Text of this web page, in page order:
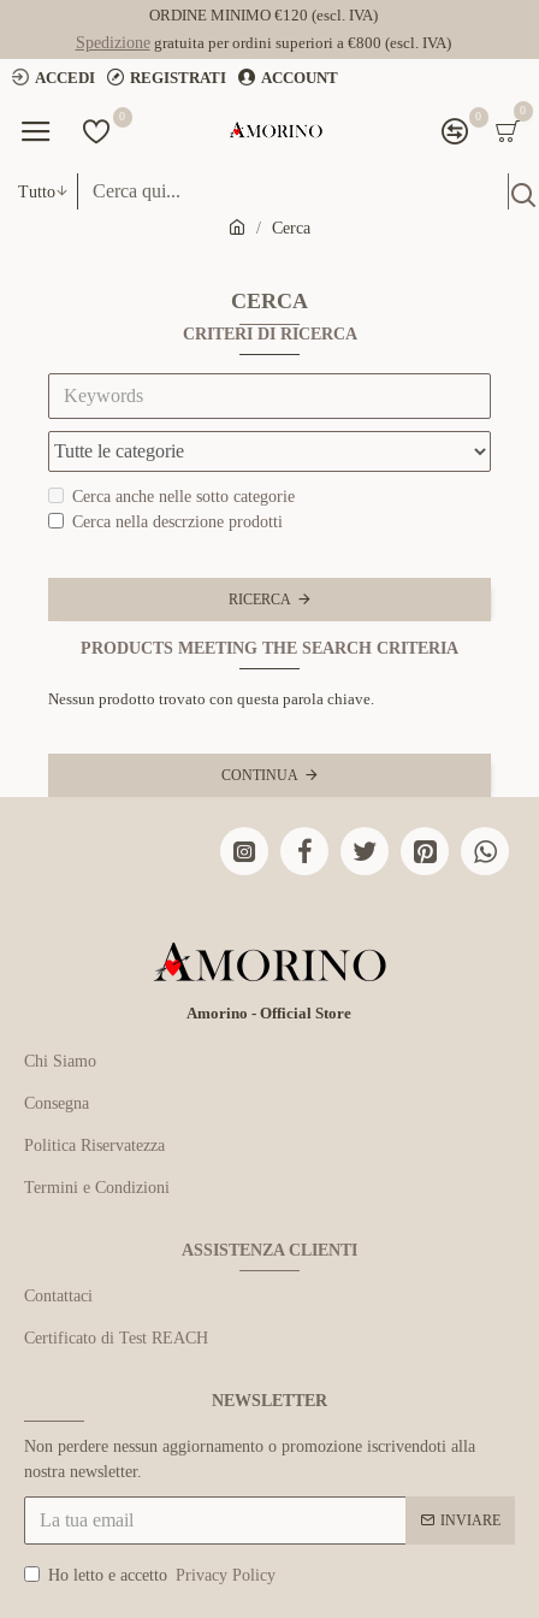
ORDINE MINIMO €120 (escl. IVA)
Spedizionegratuita per ordini superiori a €800 (escl. IVA)
ACCEDI
REGISTRATI ACCOUNT
0 0 0
Tutto
Cerca
CERCA
CRITERI DI RICERCA
Cerca anche nelle sotto categorie
Cerca nella descrzione prodotti
RICERCA
PRODUCTS MEETING THE SEARCH CRITERIA
Nessun prodotto trovato con questa parola chiave.
CONTINUA
Amorino - Official Store
Chi Siamo
Consegna
Politica Riservatezza
Termini e Condizioni
ASSISTENZA CLIENTI
Contattaci
Certificato di Test REACH
NEWSLETTER
Non perdere nessun aggiornamento o promozione iscrivendoti alla
nostra newsletter.
INVIARE
Ho letto e accetto Privacy Policy